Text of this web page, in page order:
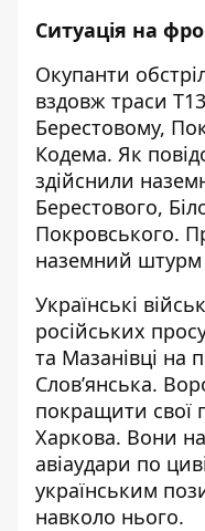
Ситуація на
Окупанти
вздовж траси
Берестовому,
Кодема. Як
здійснили
Берестового,
Покровського.
наземний штурм
Українські
російських
та Мазанівці на
Слов’янська.
покращити свої
Харкова. Вони
авіаудари по
українським
навколо нього.